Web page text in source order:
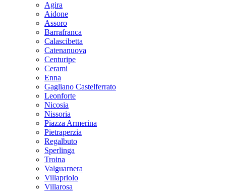
Agira
Aidone
Assoro
Barrafranca
Calascibetta
Catenanuova
Centuripe
Cerami
Enna
Gagliano Castelferrato
Leonforte
Nicosia
Nissoria
Piazza Armerina
Pietraperzia
Regalbuto
Sperlinga
Troina
Valguarnera
Villapriolo
Villarosa